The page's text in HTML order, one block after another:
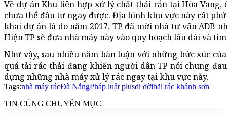
Về dự án Khu liên hợp xử lý chất thải rắn tại Hòa
chưa thể đầu tư ngay được. Địa hình khu vực này rất
khai dự án là do năm 2017, TP đã mời nhà tư vấn ADB
Hiện TP sẽ đưa nhà máy này vào quy hoạch lâu dài và
Như vậy, sau nhiều năm bàn luận với những bức xúc
quá tải rác thải đang khiến người dân TP nói chung
dựng những nhà máy xử lý rác ngay tại khu vực này.
Tags:nhà máy rácĐà NẵngPháp luật plusdi dờibãi rác khánh sơn
TIN CÙNG CHUYÊN MỤC